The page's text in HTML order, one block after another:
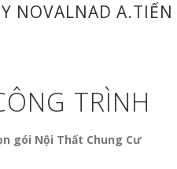
NOVALNAD A.TIẾN
TRÌNH
gói Nội Thất Chung Cư